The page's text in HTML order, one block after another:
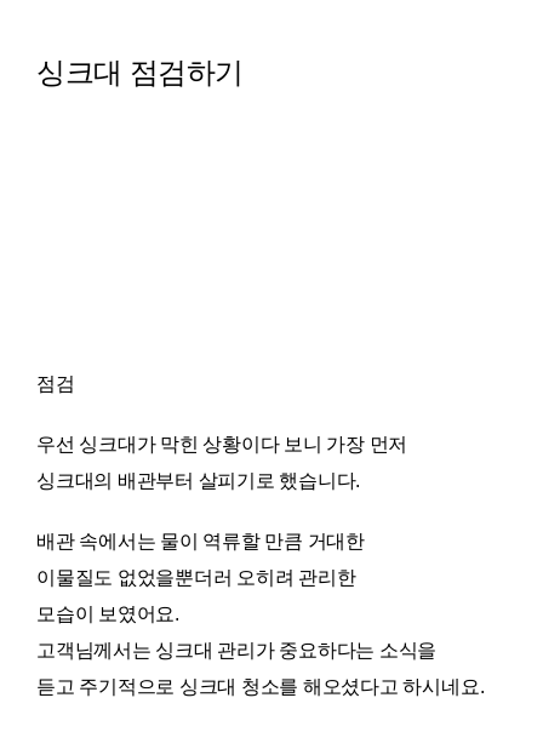
싱크대 점검하기
점검
우선 싱크대가 막힌 상황이다 보니 가장 먼저
싱크대의 배관부터 살피기로 했습니다.
배관 속에서는 물이 역류할 만큼 거대한
이물질도 없었을뿐더러 오히려 관리한
모습이 보였어요.
고객님께서는 싱크대 관리가 중요하다는 소식을
듣고 주기적으로 싱크대 청소를 해오셨다고 하시네요.